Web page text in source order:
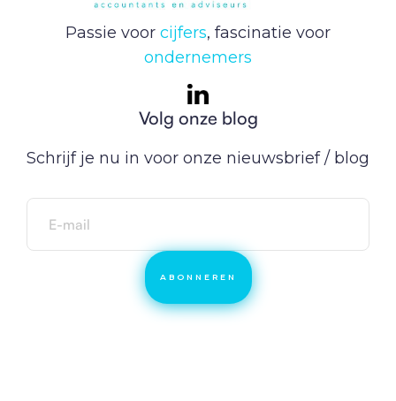
Passie voor cijfers, fascinatie voor
ondernemers
Volg onze blog
Schrijf je nu in voor onze nieuwsbrief / blog